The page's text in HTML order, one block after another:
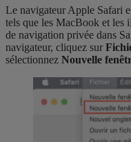
Le navigateur Apple Safari
tels que les MacBook et les
de navigation privée dans
navigateur, cliquez sur
sélectionnez Nouvelle